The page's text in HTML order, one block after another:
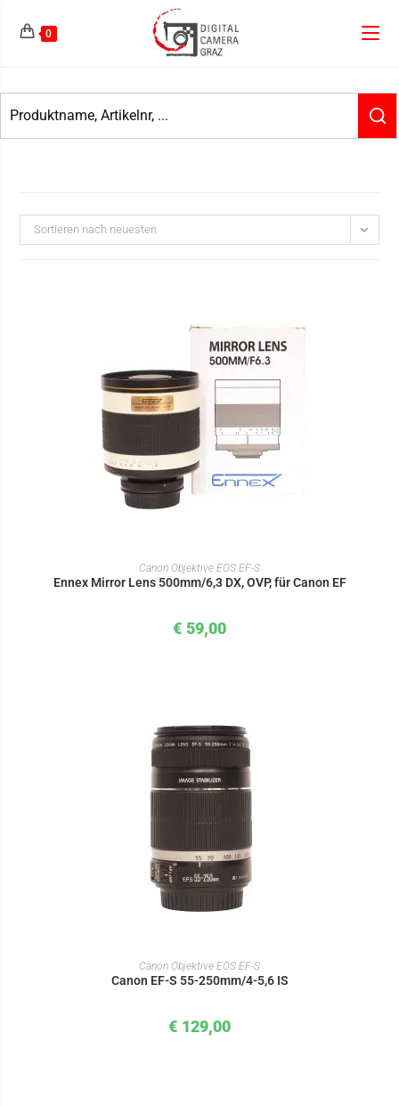
0
Sortieren nach neuesten
IN DEN WARENKORB
Canon Objektive EOS EF-S
Ennex Mirror Lens 500mm/6,3 DX, OVP, für Canon EF
€ 59,00
IN DEN WARENKORB
Canon Objektive EOS EF-S
Canon EF-S 55-250mm/4-5,6 IS
€ 129,00